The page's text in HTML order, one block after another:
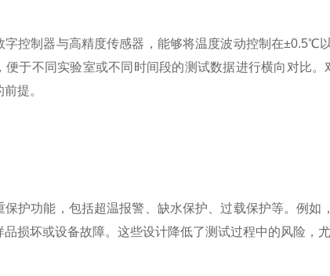
制器与高精度传感器，能够将温度波动控制在±0.5℃
便于不同实验室或不同时间段的测试数据进行横向对比
提。
功能，包括超温报警、缺水保护、过载保护等。例如
品损坏或设备故障。这些设计降低了测试过程中的风险，